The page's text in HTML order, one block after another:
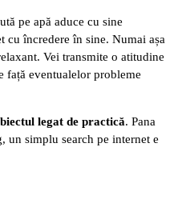
pe apă aduce cu sine
cu încredere în sine. Numai așa
Vei transmite o atitudine
față eventualelor probleme
legat de practică. Pana
un simplu search pe internet e